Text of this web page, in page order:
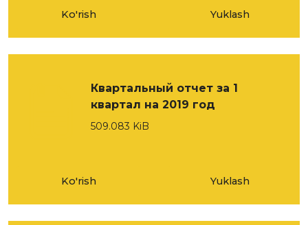
Ko'rish Yuklash
Квартальный отчет за 1
квартал на 2019 год
509.083 KiB
Ko'rish Yuklash